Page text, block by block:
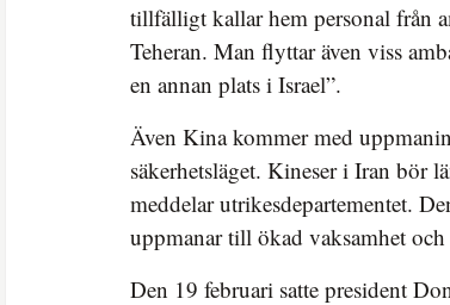
tillfälligt kallar hem personal från
Teheran. Man flyttar även viss
en annan plats i Israel”.
Även Kina kommer med
säkerhetsläget. Kineser i Iran bör
meddelar utrikesdepartementet.
uppmanar till ökad vaksamhet och
Den 19 februari satte president